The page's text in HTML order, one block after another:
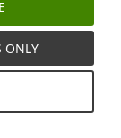
файлдарын
басқару
ONLY